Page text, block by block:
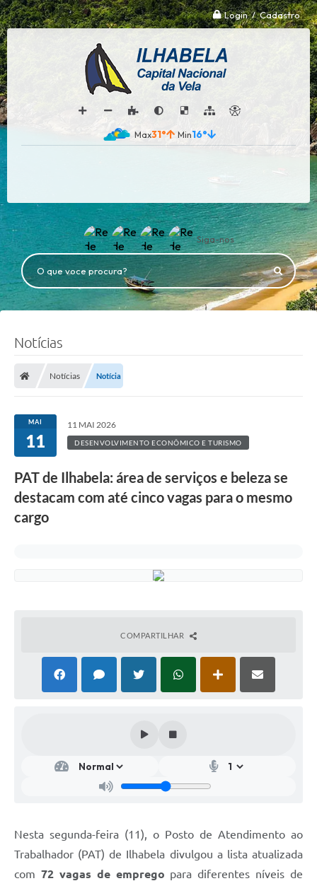
Login / Cadastro
31° 16°
Siga-nos
O que voce procura?
Notícias
Notícias Notícia
MAI
11
11 MAI 2026
DESENVOLVIMENTO ECONÔMICO E TURISMO
PAT de Ilhabela: área de serviços e beleza se
destacam com até cinco vagas para o mesmo
cargo
COMPARTILHAR
Nesta segunda-feira (11), o Posto de Atendimento ao
Trabalhador (PAT) de Ilhabela divulgou a lista atualizada
com 72 vagas de emprego para diferentes níveis de